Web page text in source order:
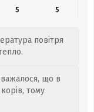
5 5
повітря
що в
тому